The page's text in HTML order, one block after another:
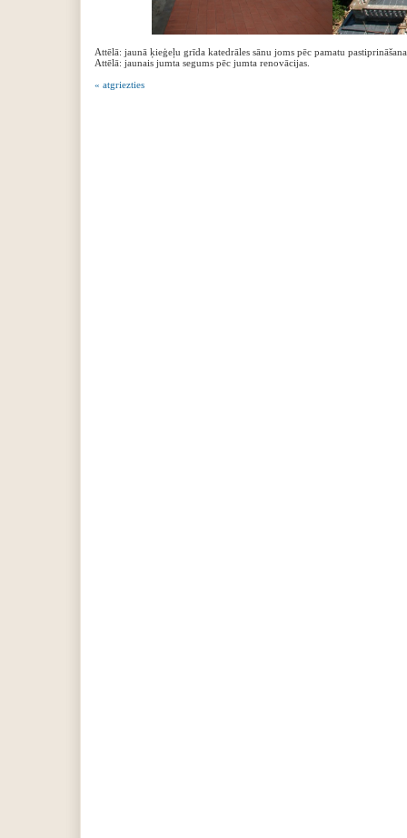
Attēlā: jaunā ķieģeļu grīda katedrāles sānu joms pēc pamatu
Attēlā: jaunais jumta segums pēc jumta renovācijas.
« atgriezties